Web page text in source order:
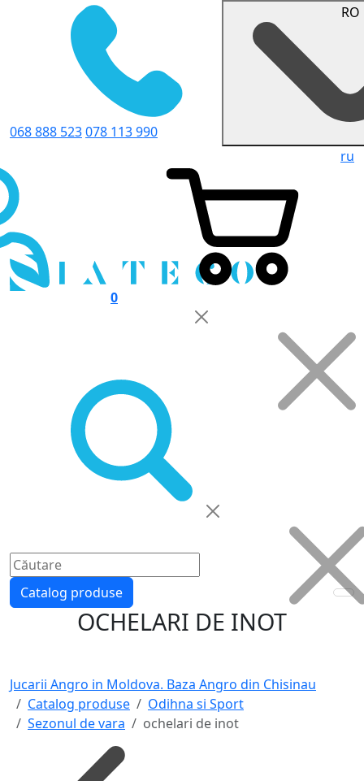
068 888 523078 113 990
ru
0
Catalog produse
OCHELARI DE INOT
Jucarii Angro in Moldova. Baza Angro din Chisinau
Catalog produse
Odihna si Sport
Sezonul de vara
ochelari de inot